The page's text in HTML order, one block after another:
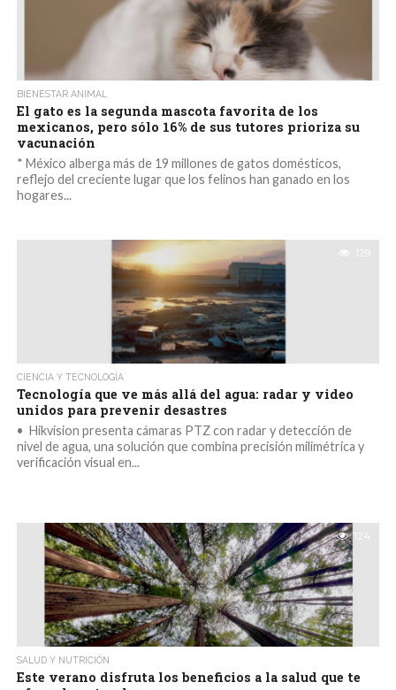
BIENESTAR ANIMAL
El gato es la segunda mascota favorita de los
mexicanos, pero sólo 16% de sus tutores prioriza su
vacunación
* México alberga más de 19 millones de gatos domésticos,
reflejo del creciente lugar que los felinos han ganado en los
hogares...
129
CIENCIA Y TECNOLOGÍA
Tecnología que ve más allá del agua: radar y video
unidos para prevenir desastres
• Hikvision presenta cámaras PTZ con radar y detección de
nivel de agua, una solución que combina precisión milimétrica y
verificación visual en...
124
SALUD Y NUTRICIÓN
Este verano disfruta los beneficios a la salud que te